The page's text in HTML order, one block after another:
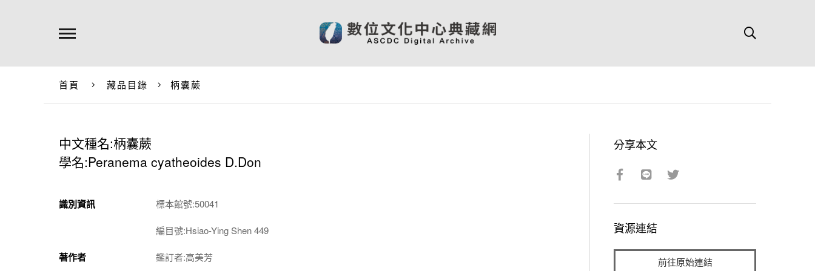
首頁 藏品目錄 柄囊蕨
中文種名:柄囊蕨
學名:Peranema cyatheoides D.Don
識別資訊 標本館號:50041
編目號:Hsiao-Ying Shen 449
著作者 鑑訂者:高美芳
分享本文
資源連結
前往原始連結